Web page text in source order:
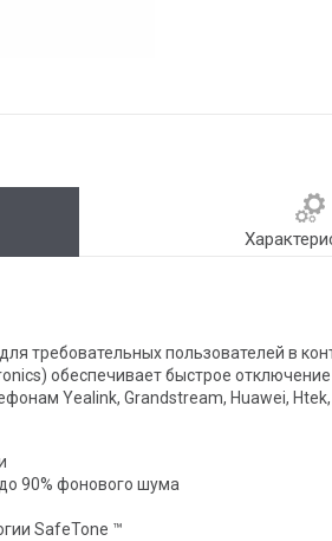
требовательных пользователей в
обеспечивает быстрое
Yealink, Grandstream, Huawei,
90% фонового шума
SafeTone ™